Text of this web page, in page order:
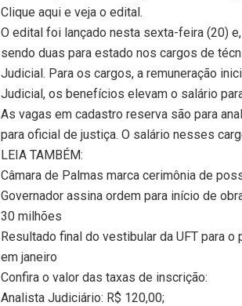
Clique aqui e veja o edital.
O edital foi lançado nesta sexta-feira (20)
sendo duas para estado nos cargos de
Judicial. Para os cargos, a remuneração
Judicial, os benefícios elevam o salário
As vagas em cadastro reserva são para
para oficial de justiça. O salário nesses
LEIA TAMBÉM:
Câmara de Palmas marca cerimônia de
Governador assina ordem para início de
30 milhões
Resultado final do vestibular da UFT para
em janeiro
Confira o valor das taxas de inscrição:
Analista Judiciário: R$ 120,00;